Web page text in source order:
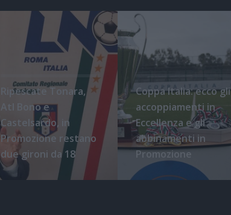
Ripescate Tonara,
Atl Bono e
Castelsardo, in
Promozione restano
due gironi da 18
Coppa Italia: ecco gli
accoppiamenti in
Eccellenza e gli
abbinamenti in
Promozione